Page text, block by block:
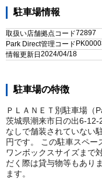
駐車場情報
取扱い店舗拠点コード72897
Park Direct管理コード
情報更新日 2024/04/18
駐車場の特徴
ＰＬＡＮＥＴ別駐車場（
茨城県潮来市日の出6-
なしで舗装されていない
円です。 この駐車スペー
ワンボックスサイズまで
だく際は貸与物等もあり
ます。